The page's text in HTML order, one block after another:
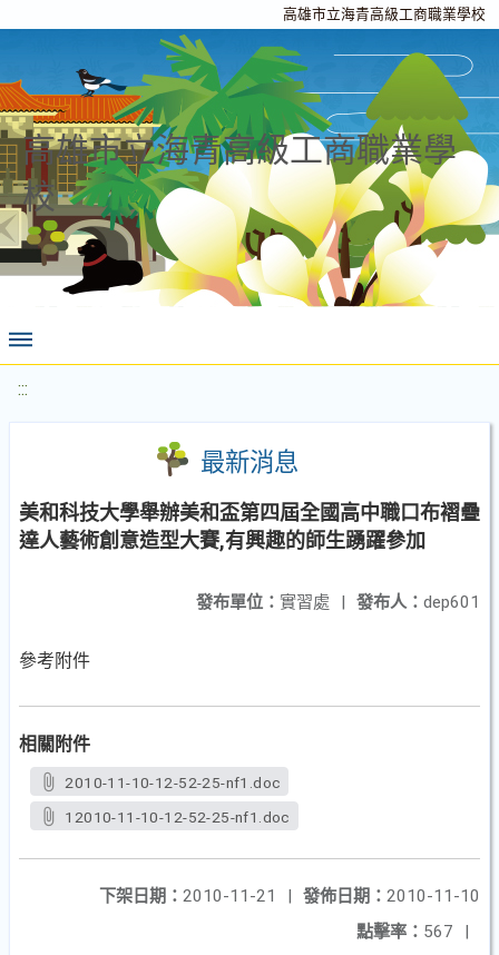
高雄市立海青高級工商職業學校
高雄市立海青高級工商職業學
校
:::
最新消息
美和科技大學舉辦美和盃第四屆全國高中職口布褶疊
達人藝術創意造型大賽,有興趣的師生踴躍參加
發布人： dep601
發布單位： 實習處 |
參考附件
相關附件
2010-11-10-12-52-25-nf1.doc
12010-11-10-12-52-25-nf1.doc
發佈日期： 2010-11-10
下架日期： 2010-11-21
|
點擊率： 567 |